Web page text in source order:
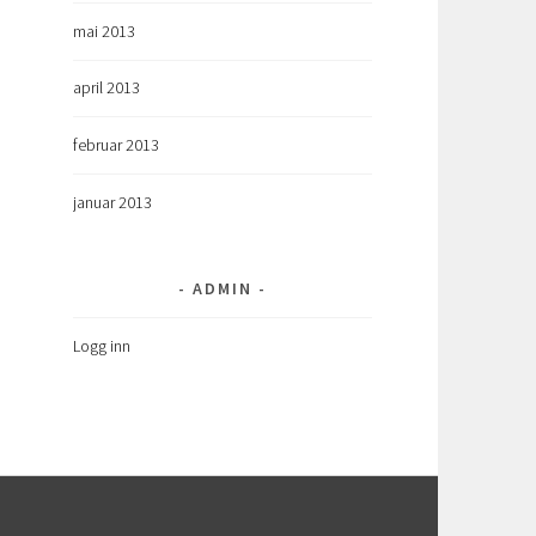
mai 2013
april 2013
februar 2013
januar 2013
ADMIN
Logg inn